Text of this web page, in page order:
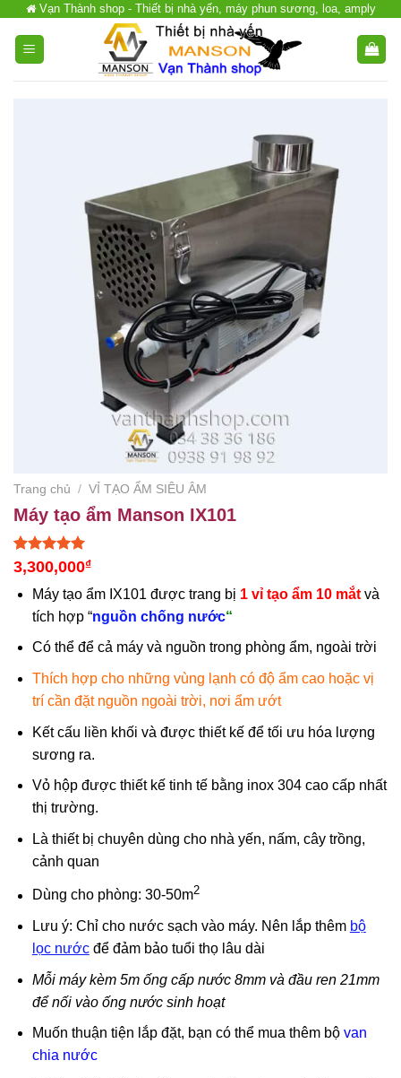
Chuyển
đến
dung
Vạn Thành shop - Thiết bị nhà yến, máy phun sương, loa, amply
Trang chủ / VỈ TẠO ẨM SIÊU ÂM
Máy tạo ẩm Manson IX101
5.00trên 5
dựa trên
1
đánh giá
3,300,000₫
Máy tạo ẩm IX101 được trang bị 1 vỉ tạo ẩm 10 mắtvà
tích hợp “nguồn chống nước“
Có thể để cả máy và nguồn trong phòng ẩm, ngoài trời
Thích hợp cho những vùng lạnh có độ ẩm cao hoặc vị
trí cần đặt nguồn ngoài trời, nơi ẩm ướt
Kết cấu liền khối và được thiết kế để tối ưu hóa lượng
sương ra.
Vỏ hộp được thiết kế tinh tế bằng inox 304 cao cấp nhất
thị trường.
Là thiết bị chuyên dùng cho nhà yến, nấm, cây trồng,
cảnh quan
Dùng cho phòng: 30-50m2
Lưu ý: Chỉ cho nước sạch vào máy. Nên lắp thêm bộ
lọc nướcđể đảm bảo tuổi thọ lâu dài
Mỗi máy kèm 5m ống cấp nước 8mm và đầu ren 21mm
để nối vào ống nước sinh hoạt
Muốn thuận tiện lắp đặt, bạn có thể mua thêm bộ van
chia nước